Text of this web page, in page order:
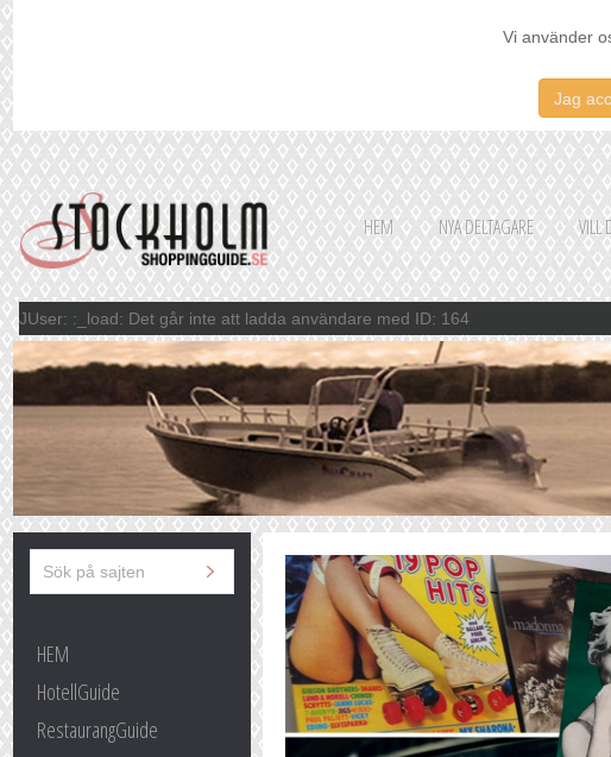
Vi använder
Jag
HEM NYA DELTAGARE VILL
JUser: :_load: Det går inte att ladda användare med ID: 164
HEM
HotellGuide
RestaurangGuide